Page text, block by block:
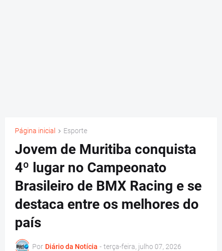
Página inicial Esporte
Jovem de Muritiba conquista
4º lugar no Campeonato
Brasileiro de BMX Racing e se
destaca entre os melhores do
país
Por Diário da Notícia - terça-feira, julho 07, 2026